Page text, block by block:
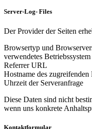
Server-Log- Files
Der Provider der Seiten
Browsertyp und
verwendetes Betriebssystem
Referrer URL
Hostname des zugreifenden
Uhrzeit der Serveranfrage
Diese Daten sind nicht
wenn uns konkrete
Kontaktformular